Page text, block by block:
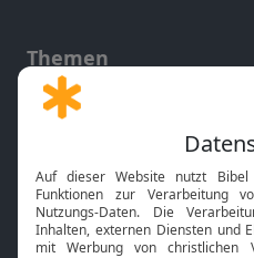
Themen
Gott und Bibel erklärt
Neuigkeiten